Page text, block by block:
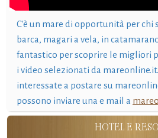
C'è un mare di opportunità per chi
barca, magari a vela, in
fantastico per scoprire le migliori
i video selezionati da
interessate a postare su
possono inviare una e mail a
HOTEL E